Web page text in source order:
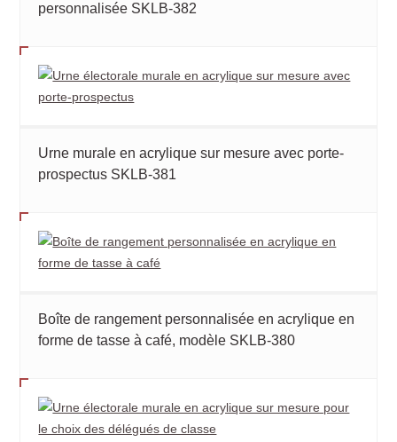
personnalisée SKLB-382
Urne murale en acrylique sur mesure avec porte-
prospectus SKLB-381
Boîte de rangement personnalisée en acrylique en
forme de tasse à café, modèle SKLB-380